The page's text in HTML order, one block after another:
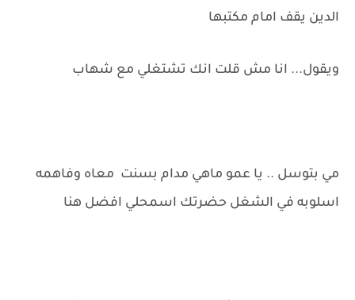
الدين يقف امام مكتبها
ويقول... انا مش قلت انك تشتغلي مع شهاب
مي بتوسل .. يا عمو ماهي مدام بسنت معاه وفاهمه
اسلوبه في الشغل حضرتك اسمحلي افضل هنا